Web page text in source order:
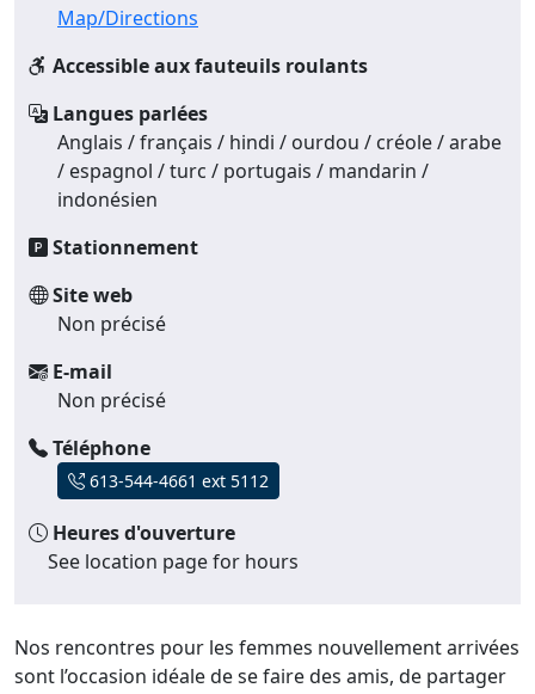
Map/Directions
Accessible aux fauteuils roulants
Langues parlées
Anglais / français / hindi / ourdou / créole / arabe
/ espagnol / turc / portugais / mandarin /
indonésien
Stationnement
Site web
Non précisé
E-mail
Non précisé
Téléphone
613-544-4661 ext 5112
Heures d'ouverture
See location page for hours
Nos rencontres pour les femmes nouvellement arrivées
sont l’occasion idéale de se faire des amis, de partager